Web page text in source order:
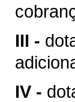
III -
IV -